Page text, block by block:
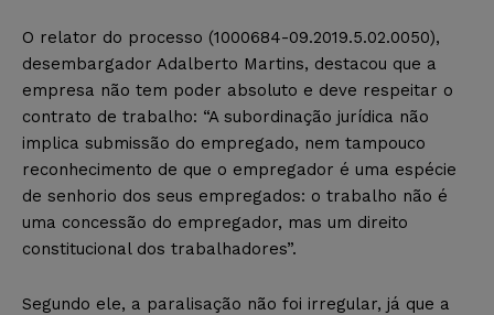
O relator do processo (1000684-09.2019.5.02.0050),
desembargador Adalberto Martins, destacou que a
empresa não tem poder absoluto e deve respeitar o
contrato de trabalho: “A subordinação jurídica não
implica submissão do empregado, nem tampouco
reconhecimento de que o empregador é uma espécie
de senhorio dos seus empregados: o trabalho não é
uma concessão do empregador, mas um direito
constitucional dos trabalhadores”.
Segundo ele, a paralisação não foi irregular, já que a